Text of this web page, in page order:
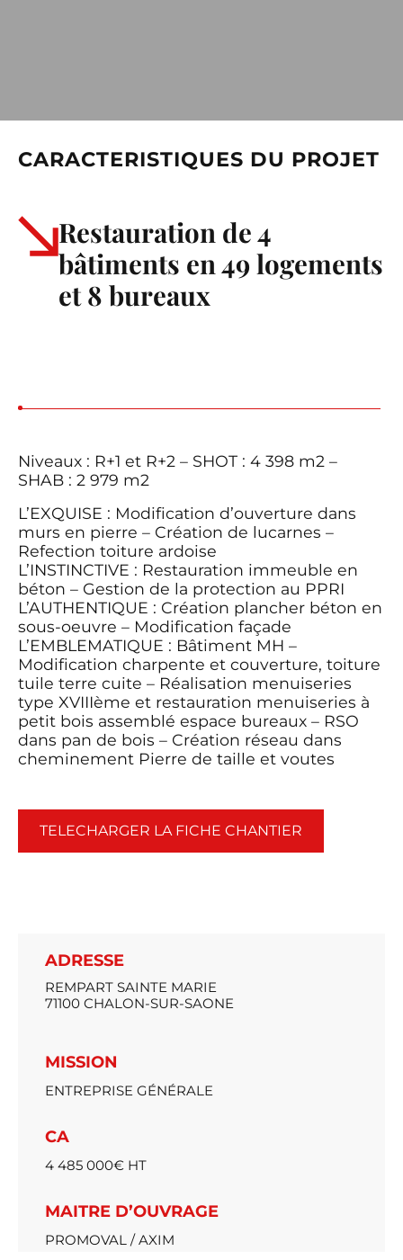
CARACTERISTIQUES DU PROJET
Restauration de 4
bâtiments en 49 logements
et 8 bureaux
Niveaux : R+1 et R+2 – SHOT : 4 398 m2 –
SHAB : 2 979 m2
L’EXQUISE : Modification d’ouverture dans
murs en pierre – Création de lucarnes –
Refection toiture ardoise
L’INSTINCTIVE : Restauration immeuble en
béton – Gestion de la protection au PPRI
L’AUTHENTIQUE : Création plancher béton en
sous-oeuvre – Modification façade
L’EMBLEMATIQUE : Bâtiment MH –
Modification charpente et couverture, toiture
tuile terre cuite – Réalisation menuiseries
type XVIIIème et restauration menuiseries à
petit bois assemblé espace bureaux – RSO
dans pan de bois – Création réseau dans
cheminement Pierre de taille et voutes
TELECHARGER LA FICHE CHANTIER
ADRESSE
REMPART SAINTE MARIE
71100 CHALON-SUR-SAONE
MISSION
ENTREPRISE GÉNÉRALE
CA
4 485 000€ HT
MAITRE D’OUVRAGE
PROMOVAL / AXIM